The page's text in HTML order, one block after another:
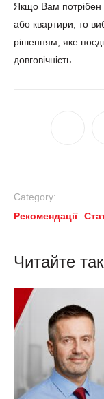
Якщо Вам потрібен
або квартири, то
рішенням, яке
довговічність.
Category:
Рекомендації
Читайте